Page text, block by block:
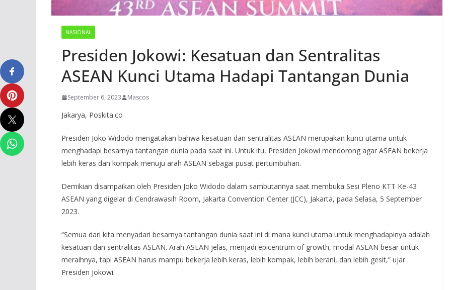
NASIONAL
Presiden Jokowi: Kesatuan dan Sentralitas
ASEAN Kunci Utama Hadapi Tantangan Dunia
September 6, 2023 Mascos
Jakarya, Poskita.co
Presiden Joko Widodo mengatakan bahwa kesatuan dan sentralitas ASEAN merupakan kunci utama untuk
menghadapi besarnya tantangan dunia pada saat ini. Untuk itu, Presiden Jokowi mendorong agar ASEAN bekerja
lebih keras dan kompak menuju arah ASEAN sebagai pusat pertumbuhan.
Demikian disampaikan oleh Presiden Joko Widodo dalam sambutannya saat membuka Sesi Pleno KTT Ke-43
ASEAN yang digelar di Cendrawasih Room, Jakarta Convention Center (JCC), Jakarta, pada Selasa, 5 September
2023.
“Semua dari kita menyadari besarnya tantangan dunia saat ini di mana kunci utama untuk menghadapinya adalah
kesatuan dan sentralitas ASEAN. Arah ASEAN jelas, menjadi epicentrum of growth, modal ASEAN besar untuk
meraihnya, tapi ASEAN harus mampu bekerja lebih keras, lebih kompak, lebih berani, dan lebih gesit,” ujar
Presiden Jokowi.